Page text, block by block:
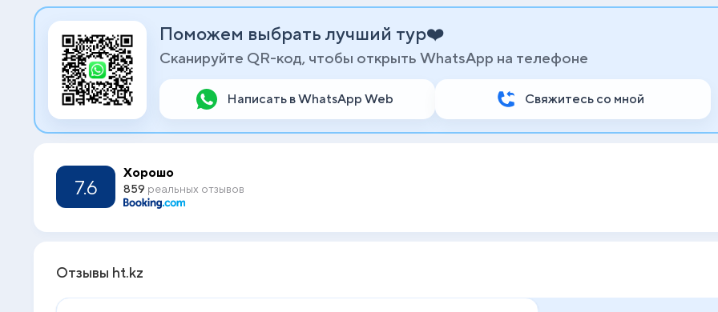
Поможем выбрать лучший тур❤️
Сканируйте QR-код, чтобы открыть WhatsApp на телефоне
Написать в WhatsApp Web Свяжитесь со мной
7.6
Хорошо
859 реальных отзывов
Отзывы ht.kz